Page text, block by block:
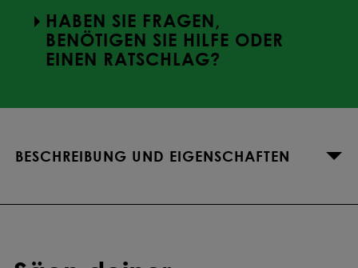
HABEN SIE FRAGEN,
BENÖTIGEN SIE HILFE ODER
EINEN RATSCHLAG?
BESCHREIBUNG UND EIGENSCHAFTEN